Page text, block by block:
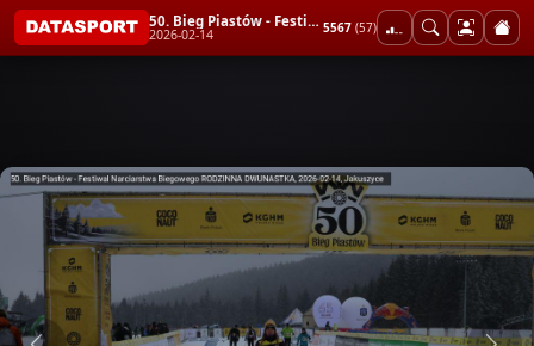
50. Bieg Piastów - Festiwal Narciarstwa Biegowego RODZINNA DWUNASTKA
2026-02-14 5567 (57)